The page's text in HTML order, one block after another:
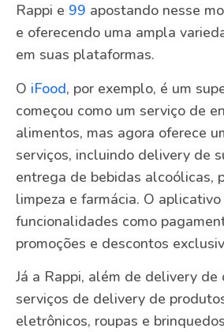
Rappi e 99 apostando nesse
e oferecendo uma ampla
em suas plataformas.
O iFood, por exemplo, é um
começou como um serviço de
alimentos, mas agora oferece
serviços, incluindo delivery de
entrega de bebidas alcoólicas,
limpeza e farmácia. O
funcionalidades como
promoções e descontos
Já a Rappi, além de delivery de
serviços de delivery de
eletrônicos, roupas e